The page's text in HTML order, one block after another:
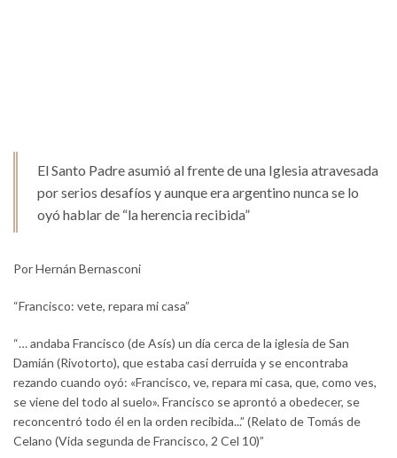
El Santo Padre asumió al frente de una Iglesia atravesada
por serios desafíos y aunque era argentino nunca se lo
oyó hablar de “la herencia recibida”
Por Hernán Bernasconi
“Francisco: vete, repara mi casa”
“… andaba Francisco (de Asís) un día cerca de la iglesia de San
Damián (Rivotorto), que estaba casi derruida y se encontraba
rezando cuando oyó: «Francisco, ve, repara mi casa, que, como ves,
se viene del todo al suelo». Francisco se aprontó a obedecer, se
reconcentró todo él en la orden recibida...” (Relato de Tomás de
Celano (Vida segunda de Francisco, 2 Cel 10)”